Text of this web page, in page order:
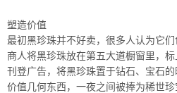
塑造价值
最初黑珍珠并不好卖，很多人认为它们
商人将黑珍珠放在第五大道橱窗里，
刊登广告，将黑珍珠置于钻石、宝石
价值几何东西，一夜之间被捧为稀世